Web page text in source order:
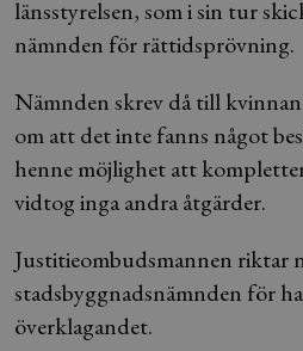
länsstyrelsen, som i sin tur
nämnden för rättidsprövning.
Nämnden skrev då till
om att det inte fanns något
henne möjlighet att
vidtog inga andra åtgärder.
Justitieombudsmannen riktar
stadsbyggnadsnämnden för
överklagandet.